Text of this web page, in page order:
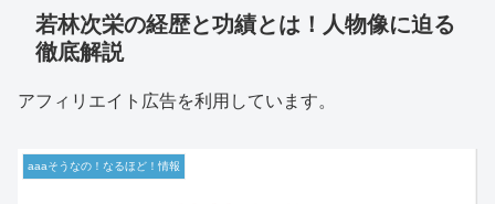
若林次栄の経歴と功績とは！人物像に迫る
徹底解説
アフィリエイト広告を利用しています。
aaaそうなの！なるほど！情報